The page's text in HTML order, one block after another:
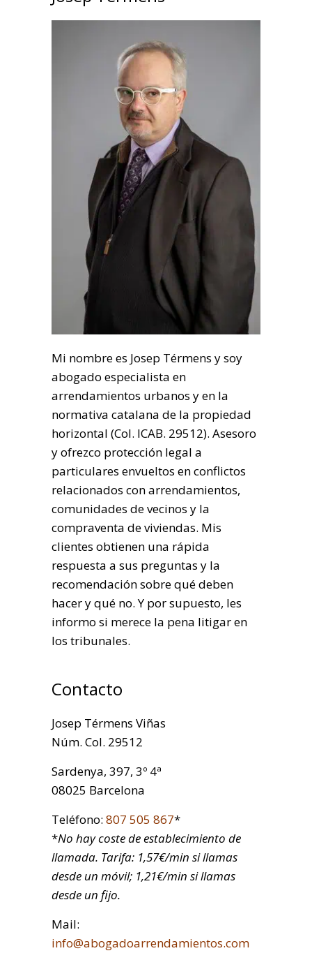
Mi nombre es Josep Térmens y soy
abogado especialista en
arrendamientos urbanos y en la
normativa catalana de la propiedad
horizontal (Col. ICAB. 29512). Asesoro
y ofrezco protección legal a
particulares envueltos en conflictos
relacionados con arrendamientos,
comunidades de vecinos y la
compraventa de viviendas. Mis
clientes obtienen una rápida
respuesta a sus preguntas y la
recomendación sobre qué deben
hacer y qué no. Y por supuesto, les
informo si merece la pena litigar en
los tribunales.
Contacto
Josep Térmens Viñas
Núm. Col. 29512
Sardenya, 397, 3º 4ª
08025 Barcelona
Teléfono: 807 505 867*
*No hay coste de establecimiento de
llamada. Tarifa: 1,57€/min si llamas
desde un móvil; 1,21€/min si llamas
desde un fijo.
Mail:
info@abogadoarrendamientos.com